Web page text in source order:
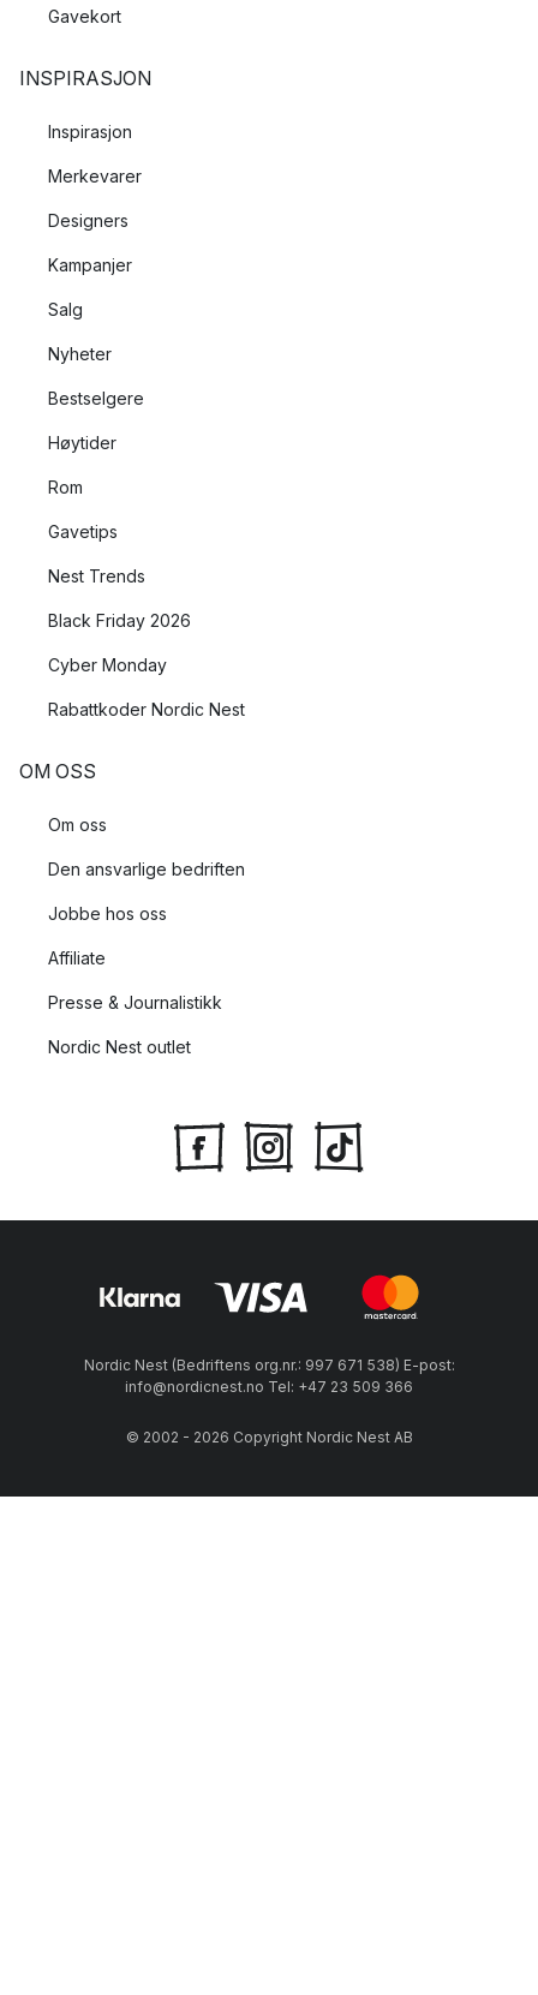
Gavekort
INSPIRASJON
Inspirasjon
Merkevarer
Designers
Kampanjer
Salg
Nyheter
Bestselgere
Høytider
Rom
Gavetips
Nest Trends
Black Friday 2026
Cyber Monday
Rabattkoder Nordic Nest
OM OSS
Om oss
Den ansvarlige bedriften
Jobbe hos oss
Affiliate
Presse & Journalistikk
Nordic Nest outlet
Nordic Nest (Bedriftens org.nr.: 997 671 538) E-post:
info@nordicnest.no Tel: +47 23 509 366
© 2002 - 2026 Copyright Nordic Nest AB